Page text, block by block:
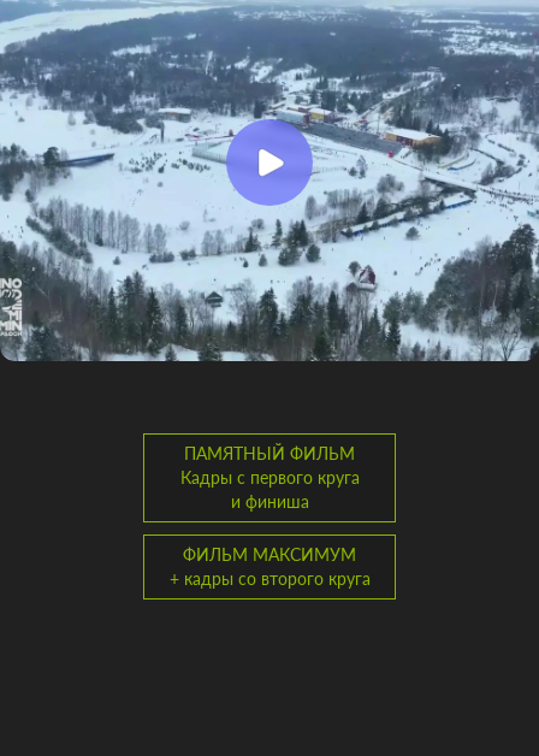
ПАМЯТНЫЙ ФИЛЬМ
Кадры с первого круга
и финиша
ФИЛЬМ МАКСИМУМ
+ кадры со второго круга